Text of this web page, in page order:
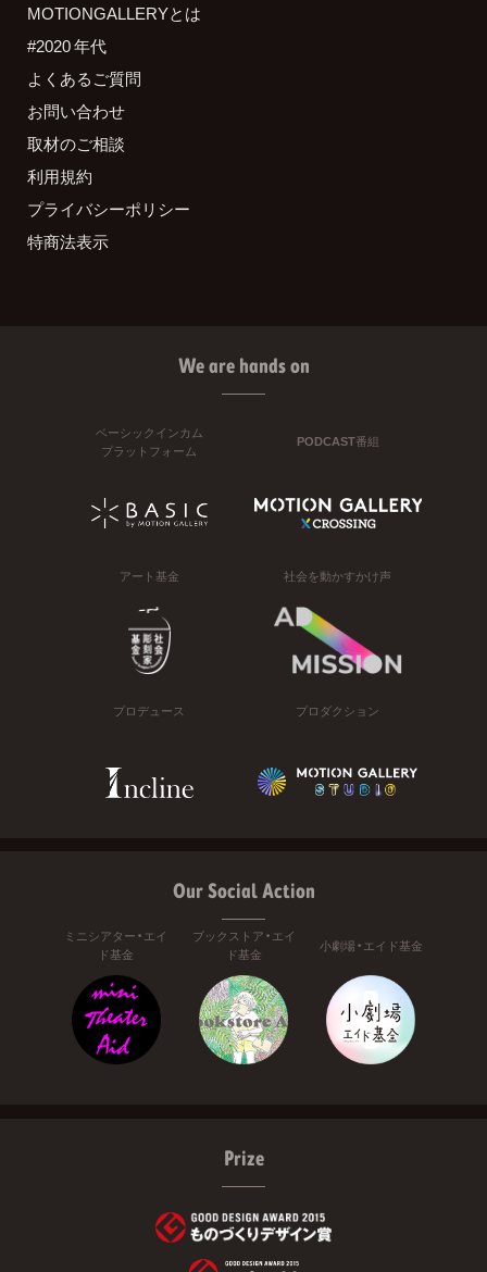
MOTIONGALLERYとは
#2020 年代
よくあるご質問
お問い合わせ
取材のご相談
利用規約
プライバシーポリシー
特商法表示
We are hands on
ベーシックインカム
プラットフォーム
PODCAST番組
アート基金 社会を動かすかけ声
プロデュース プロダクション
Our Social Action
ミニシアター・エイ
ド基金
ブックストア・エイ
ド基金
小劇場・エイド基金
Prize